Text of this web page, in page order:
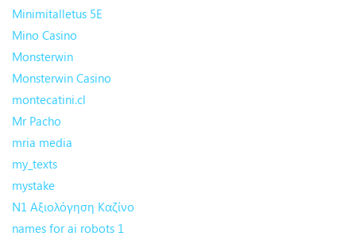
Minimitalletus 5E
Mino Casino
Monsterwin
Monsterwin Casino
montecatini.cl
Mr Pacho
mria media
my_texts
mystake
N1 Αξιολόγηση Καζίνο
names for ai robots 1